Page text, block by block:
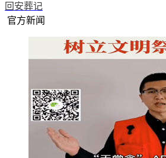
回安葬记
官方新闻